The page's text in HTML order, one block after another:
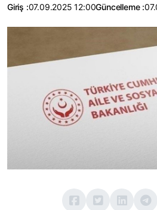
Giriş :07.09.2025 12:00Güncelleme :